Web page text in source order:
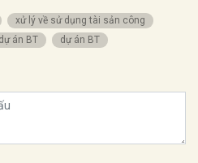
xử lý về sử dụng tài sản công
án BT
dự án BT